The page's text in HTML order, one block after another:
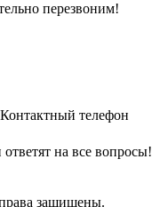
перезвоним!
Контактный телефон
на все вопросы!
защищены.